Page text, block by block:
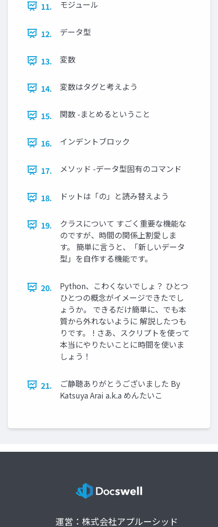
11. モジュール
12. データ型
13. 変数
14. 変数はタグと考えよう
15. 関数 -まとめるということ
16. インデントブロック
17. メソッド -データ型固有のコマンド
18. ドットは「の」と読み替えよう
19.
クラスについて すごく重要な機能な
のですが、時間の関係上割愛しま
す。 簡単に言うと、「新しいデータ
型」を自作する機能です。
20.
Python、こわくないでしょ？ ひとつ
ひとつの概念がイメージできたでし
ょうか。 できるだけ簡単に、でも本
質から外れないように 解説したつも
りです。 ! さあ、スクリプトを使って
本当にやりたいことに時間を使いま
しょう！
21.
ご静聴ありがとうございました By
Katsuya Arai a.k.a めんたいこ
運営：株式会社アプルーシッド